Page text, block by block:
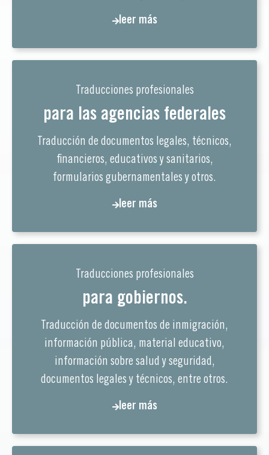
leer más
Traducciones profesionales
para las agencias federales
Traducción de documentos legales, técnicos,
financieros, educativos y sanitarios,
formularios gubernamentales y otros.
leer más
Traducciones profesionales
para gobiernos.
Traducción de documentos de inmigración,
información pública, material educativo,
información sobre salud y seguridad,
documentos legales y técnicos, entre otros.
leer más